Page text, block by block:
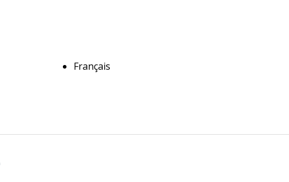
Français